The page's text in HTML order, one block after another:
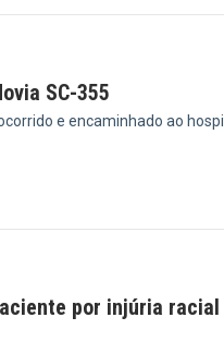
SC-355
e encaminhado ao
por injúria racial